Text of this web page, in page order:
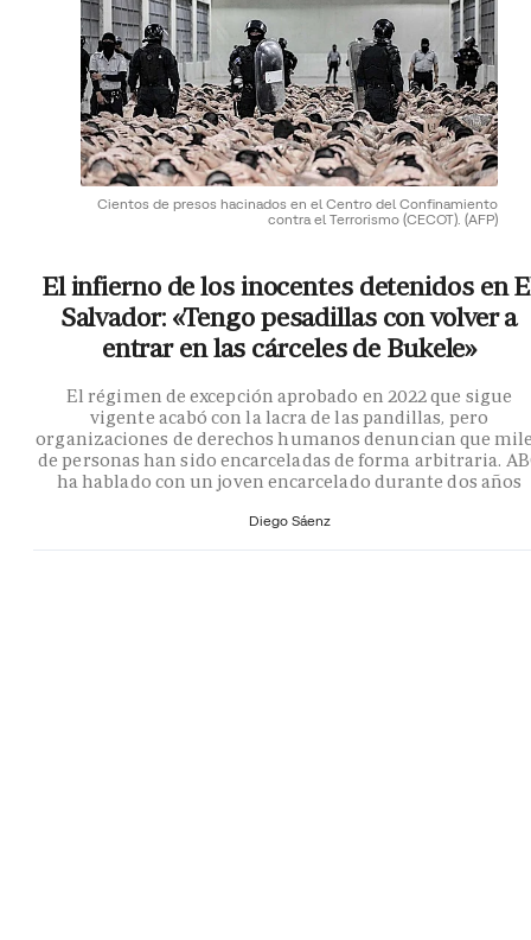
Cientos de presos hacinados en el Centro del Confinamiento
contra el Terrorismo (CECOT). (AFP)
El infierno de los inocentes detenidos en
Salvador: «Tengo pesadillas con volver a
entrar en las cárceles de Bukele»
El régimen de excepción aprobado en 2022 que sigue
vigente acabó con la lacra de las pandillas, pero
organizaciones de derechos humanos denuncian que
de personas han sido encarceladas de forma arbitraria.
ha hablado con un joven encarcelado durante dos años
Diego Sáenz